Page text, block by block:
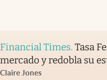
Financial Times. Tasa
mercado y redobla su
Claire Jones